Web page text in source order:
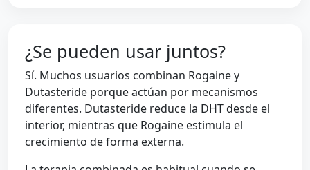
¿Se pueden usar juntos?
Sí. Muchos usuarios combinan Rogaine y
Dutasteride porque actúan por mecanismos
diferentes. Dutasteride reduce la DHT desde el
interior, mientras que Rogaine estimula el
crecimiento de forma externa.